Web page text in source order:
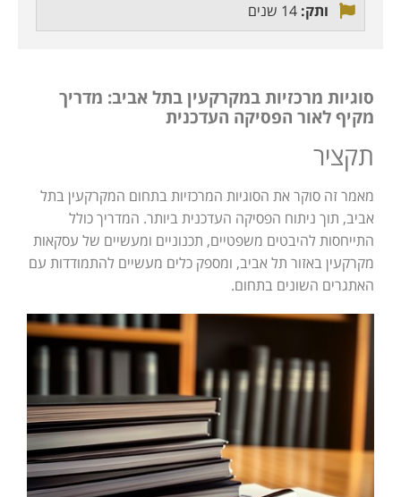
ותק: 14 שנים
סוגיות מרכזיות במקרקעין בתל אביב: מדריך
מקיף לאור הפסיקה העדכנית
תקציר
מאמר זה סוקר את הסוגיות המרכזיות בתחום המקרקעין בתל
אביב, תוך ניתוח הפסיקה העדכנית ביותר. המדריך כולל
התייחסות להיבטים משפטיים, תכנוניים ומעשיים של עסקאות
מקרקעין באזור תל אביב, ומספק כלים מעשיים להתמודדות עם
האתגרים השונים בתחום.